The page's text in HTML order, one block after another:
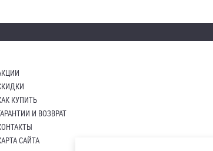
КУПИТЬ
И ВОЗВРАТ
САЙТА